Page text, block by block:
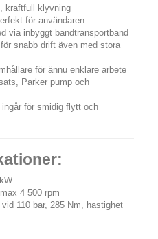
kraftfull klyvning
för användaren
via inbyggt bandtransportband
snabb drift även med stora
för ännu enklare arbete
Parker pump och
ingår för smidig flytt och
4 500 rpm
110 bar, 285 Nm, hastighet